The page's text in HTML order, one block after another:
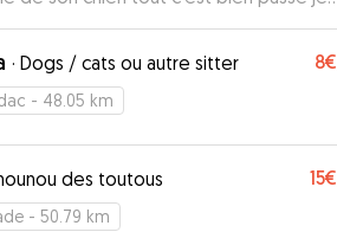
vivement”
· Dogs / cats ou autre sitter 8€
- 48.05 km
des toutous 15€
- 50.79 km